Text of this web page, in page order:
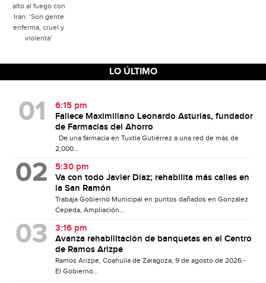
alto al fuego con
Irán: ‘Son gente
enferma, cruel y
violenta’
LO ÚLTIMO
6:15 pm
Fallece Maximiliano Leonardo Asturias, fundador
de Farmacias del Ahorro
De una farmacia en Tuxtla Gutiérrez a una red de más de
2,000...
5:30 pm
Va con todo Javier Díaz; rehabilita más calles en
la San Ramón
Trabaja Gobierno Municipal en puntos dañados en González
Cepeda, Ampliación...
3:16 pm
Avanza rehabilitación de banquetas en el Centro
de Ramos Arizpe
Ramos Arizpe, Coahuila de Zaragoza; 9 de agosto de 2026.-
El Gobierno...